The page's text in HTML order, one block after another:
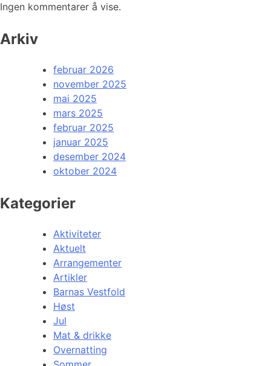
Ingen kommentarer å vise.
Arkiv
februar 2026
november 2025
mai 2025
mars 2025
februar 2025
januar 2025
desember 2024
oktober 2024
Kategorier
Aktiviteter
Aktuelt
Arrangementer
Artikler
Barnas Vestfold
Høst
Jul
Mat & drikke
Overnatting